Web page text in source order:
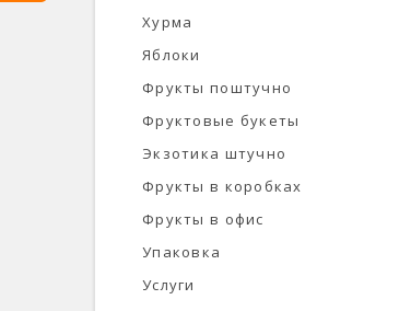
Хурма
Яблоки
Фрукты поштучно
Фруктовые букеты
Экзотика штучно
Фрукты в коробках
Фрукты в офис
Упаковка
Услуги